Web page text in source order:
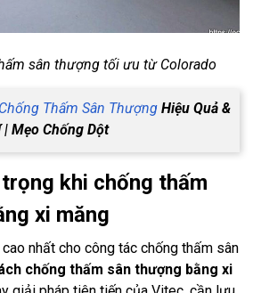
sân thượng tối ưu từ Colorado
Thấm Sân Thượng Hiệu Quả &
Mẹo Chống Dột
khi chống thấm
xi măng
nhất cho công tác chống thấm sân
chống thấm sân thượng bằng xi